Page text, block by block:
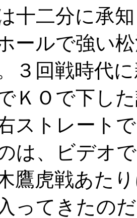
十二分に承
ールで強い
３回戦時代
ＫＯで下し
ストレート
は、ビデオ
鷹虎戦あた
ってきたの